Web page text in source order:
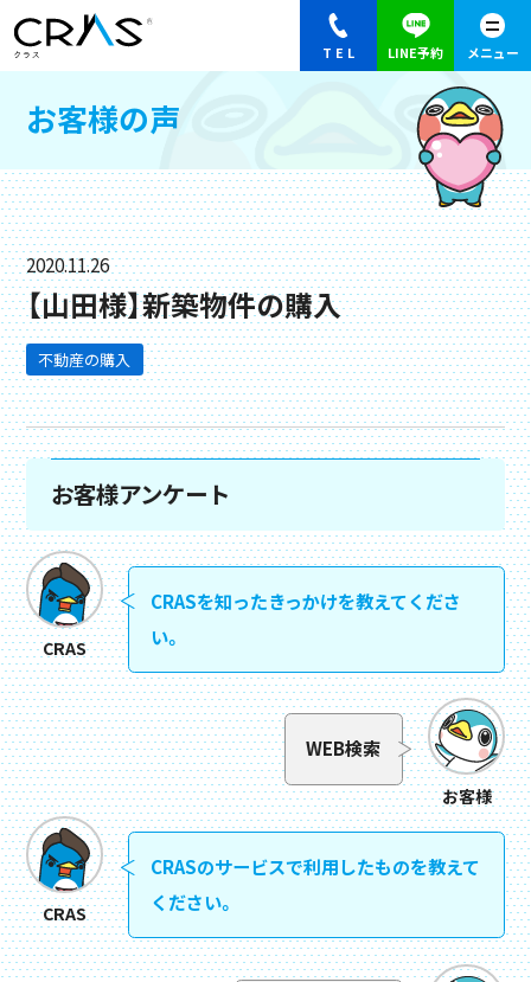
お客様の声
2020.11.26
【山田様】新築物件の購入
不動産の購入
お客様アンケート
CRAS
CRASを知ったきっかけを教えてくださ
い。
お客様
WEB検索
CRAS
CRASのサービスで利用したものを教えて
ください。